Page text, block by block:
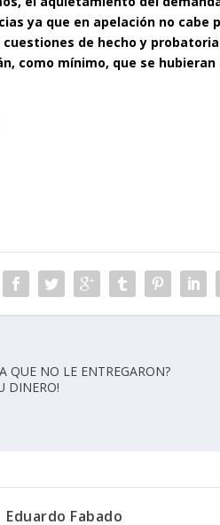
ya que en apelación no cabe
cuestiones de hecho y
como mínimo, que se
QUE NO LE ENTREGARON?
DINERO!
Eduardo Fabado